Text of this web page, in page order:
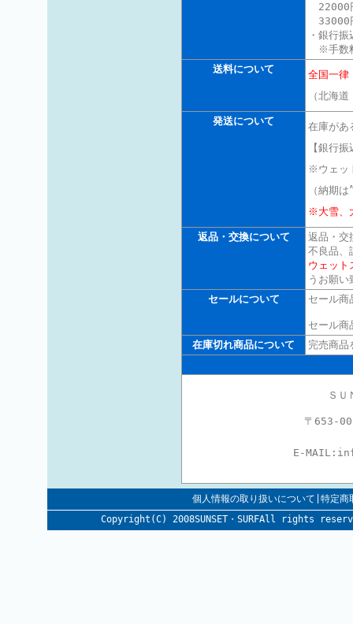
22000
33000
・銀行振
※手数
送料について
全国一
（北海
発送について
在庫があ
【銀行
※ウェッ
（納期
※大雪、
返品・交換について
返品・交
不良品、
ウェット
うお願
セールについて
セール商
セール商
在庫切れ商品について
完売商品
Ｓ
〒653-
E-MAIL:
個人情報の取り扱いについて|特定商
Copyright(C) 2008SUNSET・SURFAll rights